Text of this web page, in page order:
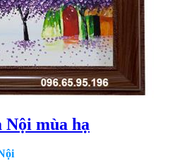
Nội mùa hạ